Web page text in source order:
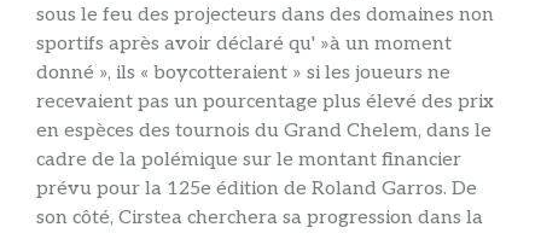
sous le feu des projecteurs dans des domaines non
sportifs après avoir déclaré qu' »à un moment
donné », ils « boycotteraient » si les joueurs ne
recevaient pas un pourcentage plus élevé des prix
en espèces des tournois du Grand Chelem, dans le
cadre de la polémique sur le montant financier
prévu pour la 125e édition de Roland Garros. De
son côté, Cirstea cherchera sa progression dans la